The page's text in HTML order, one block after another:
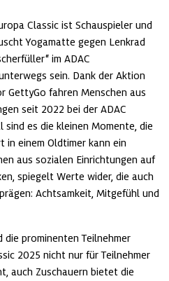
Classic ist Schauspieler und
Yogamatte gegen Lenkrad
im ADAC
sein. Dank der Aktion
GettyGo fahren Menschen aus
seit 2022 bei der ADAC
sind es die kleinen Momente, die
in einem Oldtimer kann ein
aus sozialen Einrichtungen auf
spiegelt Werte wider, die auch
Achtsamkeit, Mitgefühl und
prominenten Teilnehmer
2025 nicht nur für Teilnehmer
auch Zuschauern bietet die